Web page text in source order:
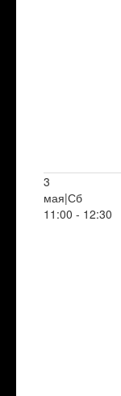
3
мая|Сб
11:00 - 12:30